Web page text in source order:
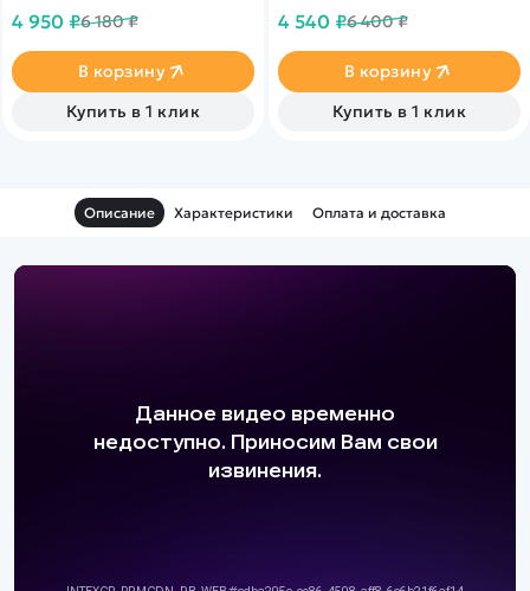
детализацию. Задний
коллекторным мотором.
Поднимающиеся фары со
светодиодными огнями.
Встроенный гироскоп для
4 950 ₽6 180 ₽
В корзину
Купить в 1 клик
детализацию. В комплекте 2
типов поверхностей. Задний
привод 2WD с мощным
коллекторным мотором.
Поднимающиеся фары со
4 540 ₽6 400 ₽
В корзину
Купить в 1 клик
Описание Характеристики Оплата и доставка